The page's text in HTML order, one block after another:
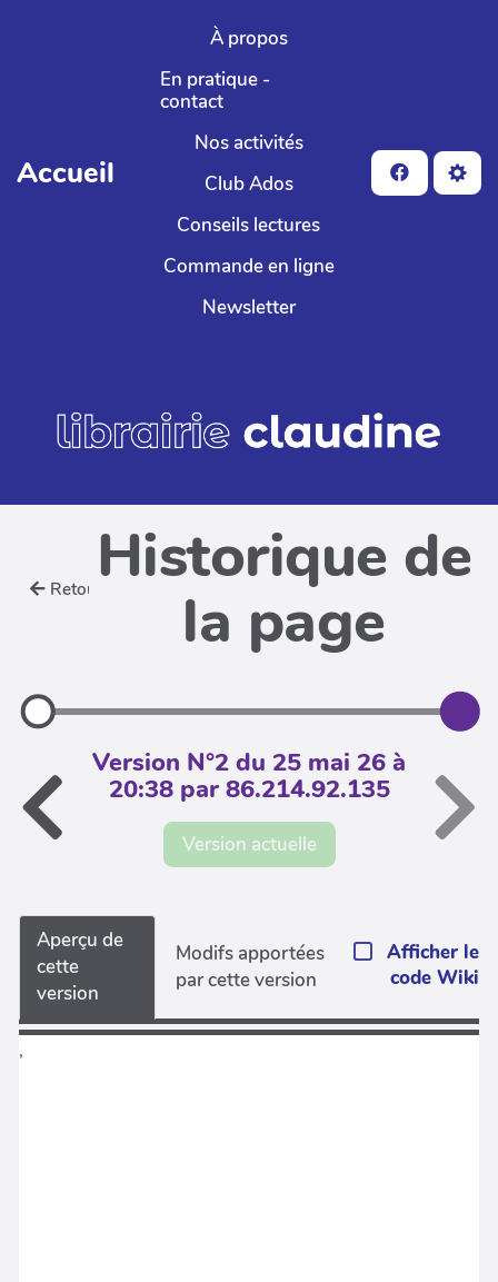
Aller au contenu principal
Accueil
À propos
En pratique -
contact
Nos activités
Club Ados
Conseils lectures
Commande en ligne
Newsletter
Retour Historique de
la page
Version N°2 du 25 mai 26 à
20:38 par 86.214.92.135
Version actuelle
Aperçu de
cette
version
Modifs apportées
par cette version
Afficher le
code Wiki